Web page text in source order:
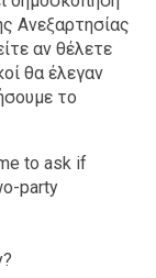
Ανεξαρτησίας
αν θέλετε
θα έλεγαν
το
to ask if
party